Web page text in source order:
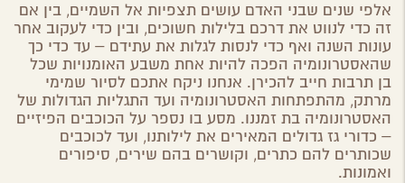
אלפי שנים שבני האדם עושים תצפיות אל השמיים, בין אם
זה כדי לנווט את דרכם בלילות חשוכים, ובין כדי לעקוב אחר
עונות השנה ואף כדי לנסות לגלות את עתידם – עד כדי כך
שהאסטרונומיה הפכה להיות אחת משבע האומנויות שכל
בן תרבות חייב להכירן. אנחנו ניקח אתכם לסיור שמימי
מרתק, מהתפתחות האסטרונומיה ועד התגליות הגדולות של
האסטרונומיה בת זמננו. מסע בו נספר על הכוכבים הפיזיים
– כדורי גז גדולים המאירים את לילותנו, ועד לכוכבים
שכותרים להם כתרים, וקושרים בהם שירים, סיפורים
ואמונות.